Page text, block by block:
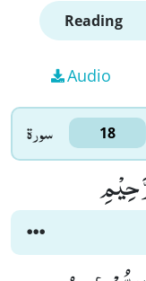
Reading
Audio
سورۃ 18